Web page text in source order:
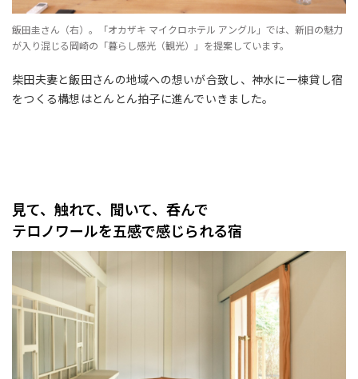
飯田圭さん（右）。「オカザキ マイクロホテル アングル」では、新旧の魅力
が入り混じる岡崎の「暮らし感光（観光）」を提案しています。
柴田夫妻と飯田さんの地域への想いが合致し、神水に一棟貸し宿
をつくる構想はとんとん拍子に進んでいきました。
見て、触れて、聞いて、呑んで
テロノワールを五感で感じられる宿